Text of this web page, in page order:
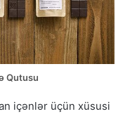
Qutusu
içənlər üçün xüsusi